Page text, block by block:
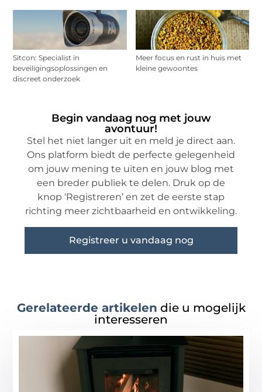
Sitcon: Specialist in
beveiligingsoplossingen en
discreet onderzoek
Meer focus en rust in huis met
kleine gewoontes
Begin vandaag nog met jouw
avontuur!
Stel het niet langer uit en meld je direct aan.
Ons platform biedt de perfecte gelegenheid
om jouw mening te uiten en jouw blog met
een breder publiek te delen. Druk op de
knop ‘Registreren’ en zet de eerste stap
richting meer zichtbaarheid en ontwikkeling.
Registreer u vandaag nog
Gerelateerde artikelen die u mogelijk
interesseren